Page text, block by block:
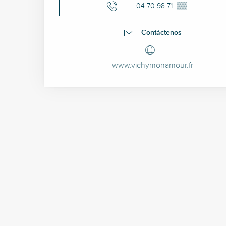
04 70 98 71 ▒▒
Contáctenos
www.vichymonamour.fr